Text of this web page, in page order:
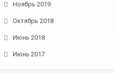
Ноябрь 2019
Октябрь 2018
Июнь 2018
Июнь 2017